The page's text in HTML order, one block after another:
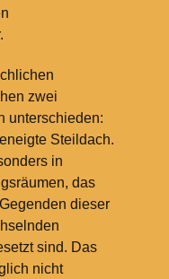
zwei
unterschieden:
Steildach.
in
das
dieser
sind. Das
nicht